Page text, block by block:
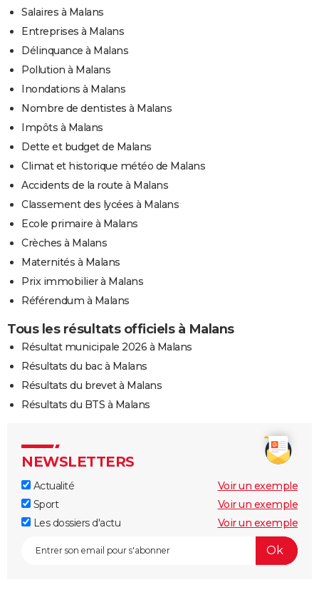
Salaires à Malans
Entreprises à Malans
Délinquance à Malans
Pollution à Malans
Inondations à Malans
Nombre de dentistes à Malans
Impôts à Malans
Dette et budget de Malans
Climat et historique météo de Malans
Accidents de la route à Malans
Classement des lycées à Malans
Ecole primaire à Malans
Crèches à Malans
Maternités à Malans
Prix immobilier à Malans
Référendum à Malans
Tous les résultats officiels à Malans
Résultat municipale 2026 à Malans
Résultats du bac à Malans
Résultats du brevet à Malans
Résultats du BTS à Malans
NEWSLETTERS
Actualité
Voir un exemple
Sport
Voir un exemple
Les dossiers d'actu
Voir un exemple